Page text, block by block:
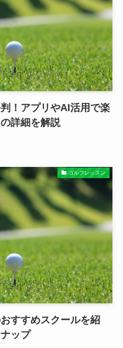
！アプリやAI活用で楽
詳細を解説
ゴルフレッスン
すすめスクールを紹
ップ